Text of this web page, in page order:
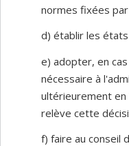
normes fixées par
d) établir les
e) adopter, en
nécessaire à
ultérieurement
relève cette
f) faire au conseil